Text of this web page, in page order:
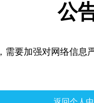
公
要加强对网络信